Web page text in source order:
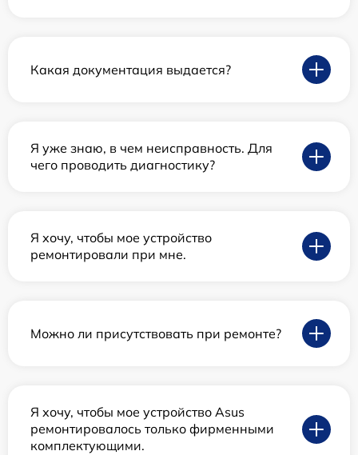
Какая документация выдается?
Я уже знаю, в чем неисправность. Для
чего проводить диагностику?
Я хочу, чтобы мое устройство
ремонтировали при мне.
Можно ли присутствовать при ремонте?
Я хочу, чтобы мое устройство Asus
ремонтировалось только фирменными
комплектующими.